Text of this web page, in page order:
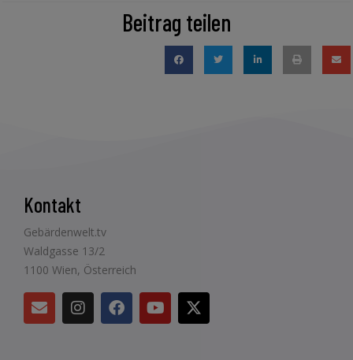
Beitrag teilen
Kontakt
Gebärdenwelt.tv
Waldgasse 13/2
1100 Wien, Österreich